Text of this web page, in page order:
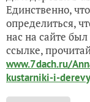
Единственно,
определиться,
нас на сайте
ссылке,
www.7dach.ru/
kustarniki-i-